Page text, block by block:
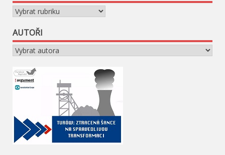
Rubriky
AUTOŘI